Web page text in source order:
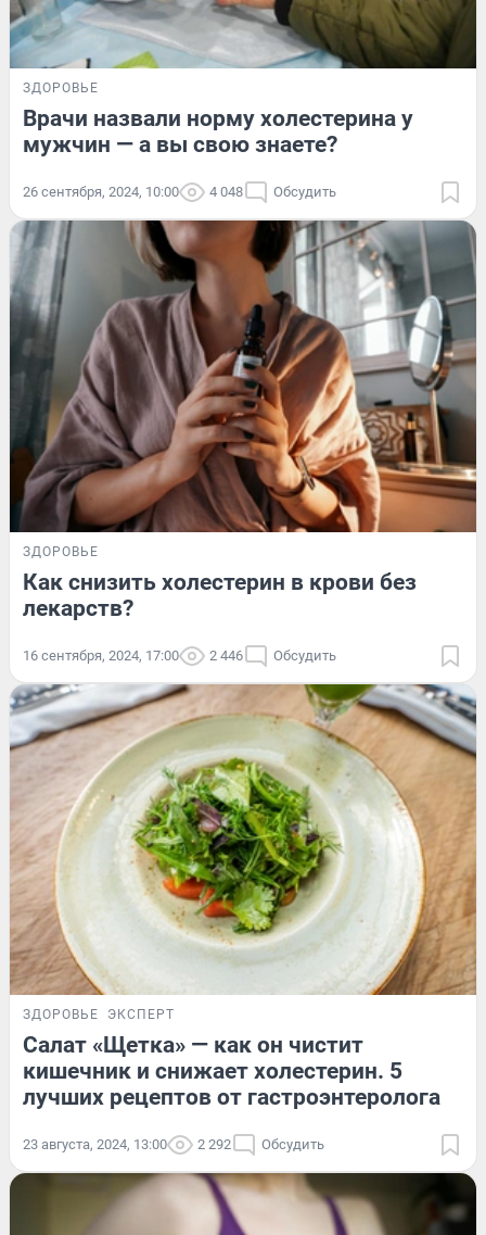
ЗДОРОВЬЕ
Врачи назвали норму холестерина у
мужчин — а вы свою знаете?
26 сентября, 2024, 10:00 4 048 Обсудить
ЗДОРОВЬЕ
Как снизить холестерин в крови без
лекарств?
16 сентября, 2024, 17:00 2 446 Обсудить
ЗДОРОВЬЕ ЭКСПЕРТ
Салат «Щетка» — как он чистит
кишечник и снижает холестерин. 5
лучших рецептов от гастроэнтеролога
23 августа, 2024, 13:00 2 292 Обсудить